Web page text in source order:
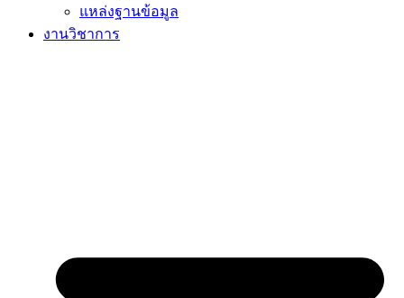
แหล่งฐานข้อมูล
งานวิชาการ